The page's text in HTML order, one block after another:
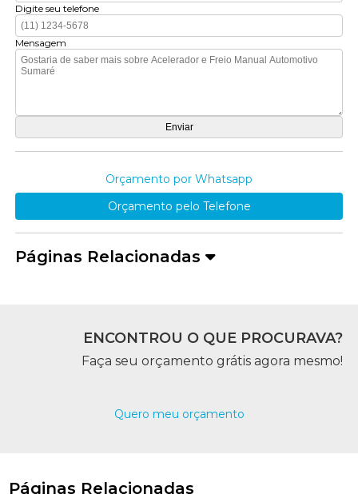
Digite seu telefone
Mensagem
Orçamento por Whatsapp
Orçamento pelo Telefone
Páginas Relacionadas
ENCONTROU O QUE PROCURAVA?
Faça seu orçamento grátis agora mesmo!
Quero meu orçamento
Páginas Relacionadas